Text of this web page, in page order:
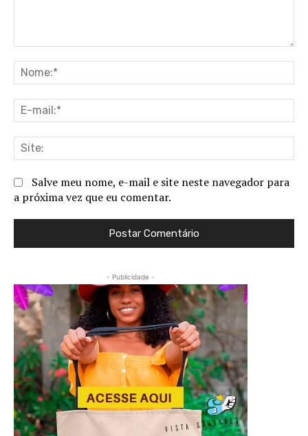
Salve meu nome, e-mail e site neste navegador para
a próxima vez que eu comentar.
- Publicidade -